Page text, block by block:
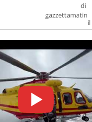
di
gazzettamatin